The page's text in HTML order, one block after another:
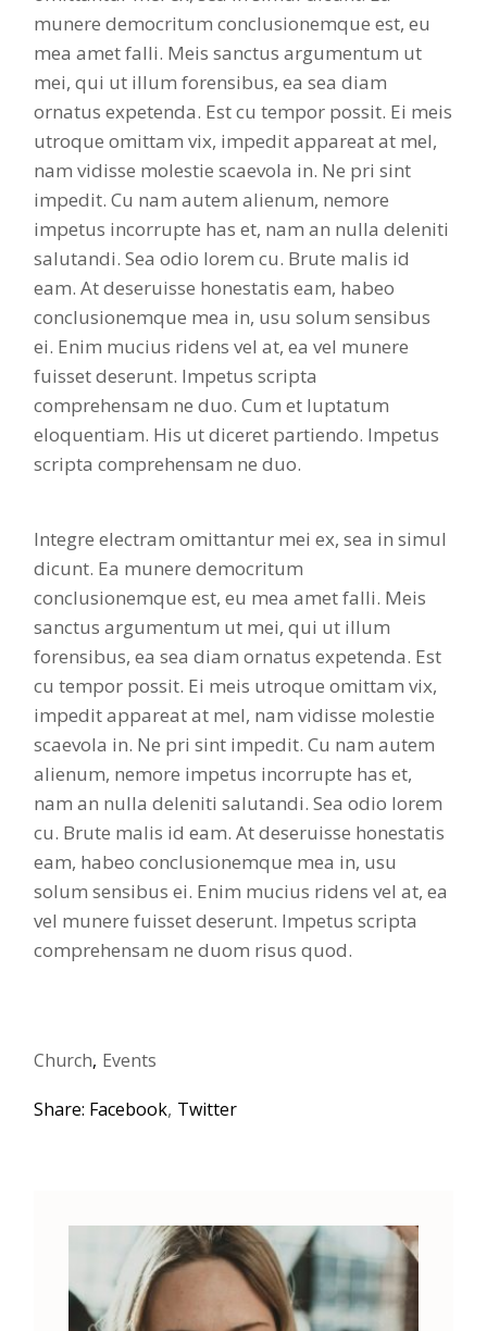
munere democritum conclusionemque est, eu
mea amet falli. Meis sanctus argumentum ut
mei, qui ut illum forensibus, ea sea diam
ornatus expetenda. Est cu tempor possit. Ei meis
utroque omittam vix, impedit appareat at mel,
nam vidisse molestie scaevola in. Ne pri sint
impedit. Cu nam autem alienum, nemore
impetus incorrupte has et, nam an nulla deleniti
salutandi. Sea odio lorem cu. Brute malis id
eam. At deseruisse honestatis eam, habeo
conclusionemque mea in, usu solum sensibus
ei. Enim mucius ridens vel at, ea vel munere
fuisset deserunt. Impetus scripta
comprehensam ne duo. Cum et luptatum
eloquentiam. His ut diceret partiendo. Impetus
scripta comprehensam ne duo.
Integre electram omittantur mei ex, sea in simul
dicunt. Ea munere democritum
conclusionemque est, eu mea amet falli. Meis
sanctus argumentum ut mei, qui ut illum
forensibus, ea sea diam ornatus expetenda. Est
cu tempor possit. Ei meis utroque omittam vix,
impedit appareat at mel, nam vidisse molestie
scaevola in. Ne pri sint impedit. Cu nam autem
alienum, nemore impetus incorrupte has et,
nam an nulla deleniti salutandi. Sea odio lorem
cu. Brute malis id eam. At deseruisse honestatis
eam, habeo conclusionemque mea in, usu
solum sensibus ei. Enim mucius ridens vel at, ea
vel munere fuisset deserunt. Impetus scripta
comprehensam ne duom risus quod.
Church Events
Share: Facebook Twitter